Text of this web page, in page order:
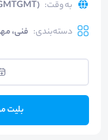
به وقت:
دسته‌بندی: فنی،
بلیت